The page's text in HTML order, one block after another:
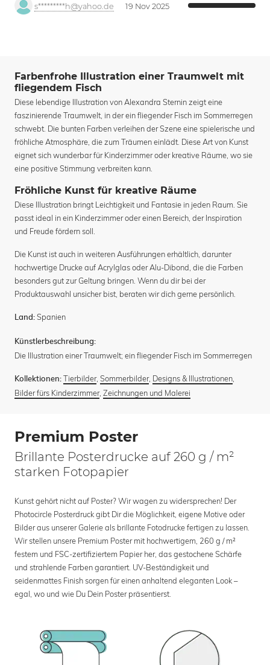
s*********h@yahoo.de 19 Nov 2025
Farbenfrohe Illustration einer Traumwelt mit
fliegendem Fisch
Diese lebendige Illustration von Alexandra Sternin zeigt eine
faszinierende Traumwelt, in der ein fliegender Fisch im Sommerregen
schwebt. Die bunten Farben verleihen der Szene eine spielerische und
fröhliche Atmosphäre, die zum Träumen einlädt. Diese Art von Kunst
eignet sich wunderbar für Kinderzimmer oder kreative Räume, wo sie
eine positive Stimmung verbreiten kann.
Fröhliche Kunst für kreative Räume
Diese Illustration bringt Leichtigkeit und Fantasie in jeden Raum. Sie
passt ideal in ein Kinderzimmer oder einen Bereich, der Inspiration
und Freude fördern soll.
Die Kunst ist auch in weiteren Ausführungen erhältlich, darunter
hochwertige Drucke auf Acrylglas oder Alu-Dibond, die die Farben
besonders gut zur Geltung bringen. Wenn du dir bei der
Produktauswahl unsicher bist, beraten wir dich gerne persönlich.
Land: Spanien
Künstlerbeschreibung:
Die Illustration einer Traumwelt; ein fliegender Fisch im Sommerregen
Kollektionen: Tierbilder, Sommerbilder, Designs & Illustrationen
Bilder fürs Kinderzimmer, Zeichnungen und Malerei
Premium Poster
Brillante Posterdrucke auf 260 g / m²
starken Fotopapier
Kunst gehört nicht auf Poster? Wir wagen zu widersprechen! Der
Photocircle Posterdruck gibt Dir die Möglichkeit, eigene Motive oder
Bilder aus unserer Galerie als brillante Fotodrucke fertigen zu lassen.
Wir stellen unsere Premium Poster mit hochwertigem, 260 g / m²
festem und FSC-zertifiziertem Papier her, das gestochene Schärfe
und strahlende Farben garantiert. UV-Beständigkeit und
seidenmattes Finish sorgen für einen anhaltend eleganten Look –
egal, wo und wie Du Dein Poster präsentierst.